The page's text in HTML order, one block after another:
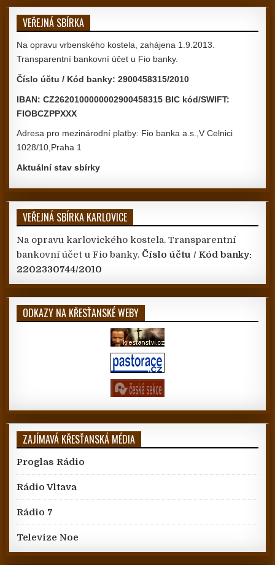
VEŘEJNÁ SBÍRKA
Na opravu vrbenského kostela, zahájena 1.9.2013.
Transparentní bankovní účet u Fio banky.
Číslo účtu / Kód banky: 2900458315/2010
IBAN: CZ2620100000002900458315 BIC kód/SWIFT:
FIOBCZPPXXX
Adresa pro mezinárodní platby: Fio banka a.s.,V Celnici
1028/10,Praha 1
Aktuální stav sbírky
VEŘEJNÁ SBÍRKA KARLOVICE
Na opravu karlovického kostela. Transparentní
bankovní účet u Fio banky. Číslo účtu / Kód banky:
2202330744/2010
ODKAZY NA KŘESŤANSKÉ WEBY
ZAJÍMAVÁ KŘESŤANSKÁ MÉDIA
Proglas Rádio
Rádio Vltava
Rádio 7
Televize Noe